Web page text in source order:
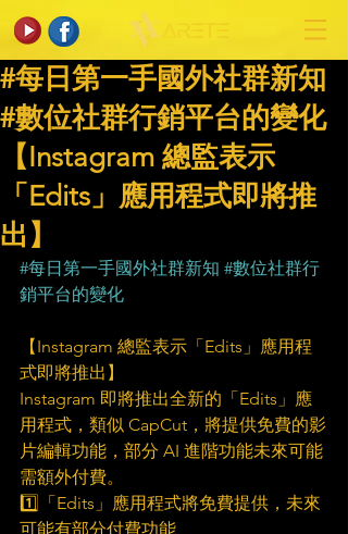
#每日第一手國外社群新知
#數位社群行銷平台的變化
【Instagram 總監表示
「Edits」應用程式即將推
出】
#每日第一手國外社群新知 #數位社群行
銷平台的變化
【Instagram 總監表示「Edits」應用程
式即將推出】
Instagram 即將推出全新的「Edits」應
用程式，類似 CapCut，將提供免費的影
片編輯功能，部分 AI 進階功能未來可能
需額外付費。
1️⃣「Edits」應用程式將免費提供，未來
可能有部分付費功能